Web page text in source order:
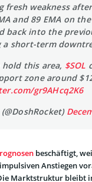
fresh weakness
and 89 EMA on
back into the
a short-term
this area, $SOL
zone around
gr9AHcq2K6
beschäftigt,
Anstiegen
Marktstruktur bleibt